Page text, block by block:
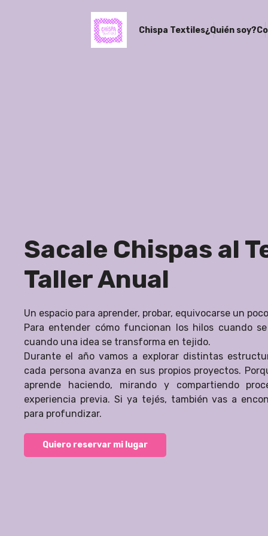
Chispa Textiles¿Quién soy?
Sacale Chispas al
Taller Anual
Un espacio para aprender, probar, equivocarse un
Para entender cómo funcionan los hilos cuando
cuando una idea se transforma en tejido.
Durante el año vamos a explorar distintas
cada persona avanza en sus propios proyectos.
aprende haciendo, mirando y compartiendo
experiencia previa. Si ya tejés, también vas a
para profundizar.
Quiero reservar mi lugar